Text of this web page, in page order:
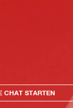
CHAT STARTEN